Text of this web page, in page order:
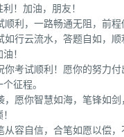
！加油，朋友！
顺利，一路畅通无阻，前程
如行云流水，答题自如，
！
你考试顺利！愿你的努力
征程。
，愿你智慧如海，笔锋如剑
从容自信，合笔如愿以偿